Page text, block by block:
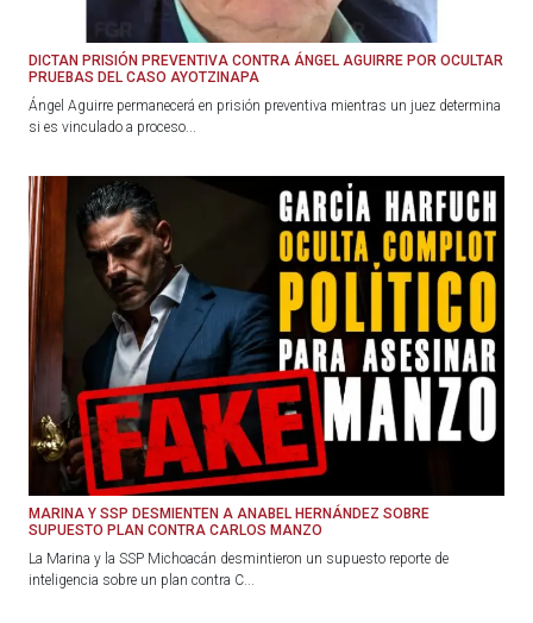
DICTAN PRISIÓN PREVENTIVA CONTRA ÁNGEL AGUIRRE POR OCULTAR
PRUEBAS DEL CASO AYOTZINAPA
Ángel Aguirre permanecerá en prisión preventiva mientras un juez determina
si es vinculado a proceso...
MARINA Y SSP DESMIENTEN A ANABEL HERNÁNDEZ SOBRE
SUPUESTO PLAN CONTRA CARLOS MANZO
La Marina y la SSP Michoacán desmintieron un supuesto reporte de
inteligencia sobre un plan contra C...